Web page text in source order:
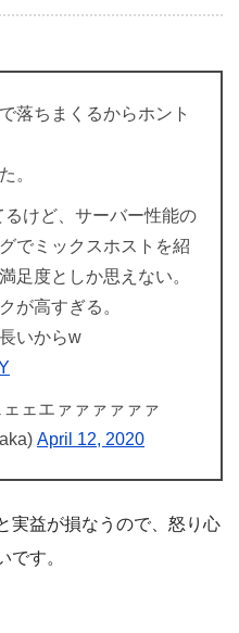
落ちまくるからホント
。
けど、サーバー性能の
でミックスホストを紹
足度としか思えない。
が高すぎる。
いからw
ェエァァァァァァ
April 12, 2020
実益が損なうので、怒り心
す。